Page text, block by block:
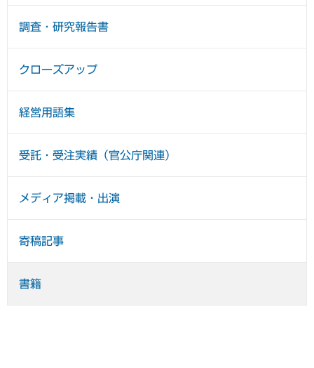
調査・研究報告書
クローズアップ
経営用語集
受託・受注実績（官公庁関連）
メディア掲載・出演
寄稿記事
書籍